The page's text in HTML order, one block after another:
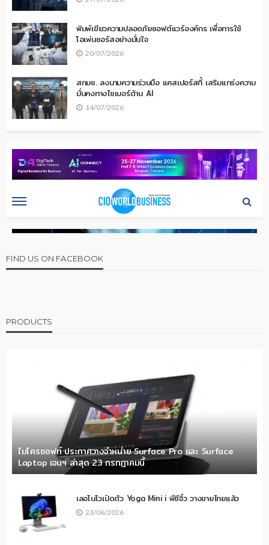
พิมพ์เขียวความปลอดภัยซอฟต์แวร์องค์กร เพื่อการใช้
โอเพ่นซอร์สอย่างมั่นใจ
20/07/2026
สกมช. ลงนามความร่วมมือ แคสเปอร์สกี้ เสริมแกร่งความ
มั่นคงทางไซเบอร์ด้าน AI
14/07/2026
FIND US ON FACEBOOK
PRODUCTS
ไมโครซอฟท์ ประกาศวางจำหน่าย Surface Pro และ Surface
Laptop เจนฯ ล่าสุด 23 กรกฎาคมนี้
เลอโนโวเปิดตัว Yoga Mini i พีซีจิ๋ว วางขายไทยแล้ว
23/06/2026